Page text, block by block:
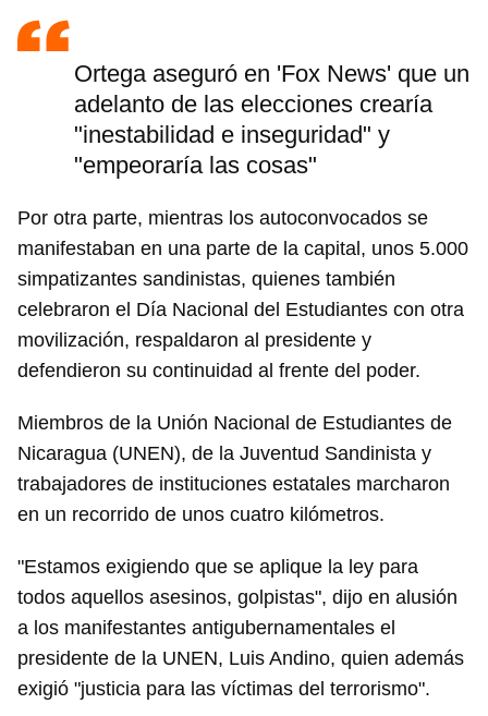
Ortega aseguró en 'Fox News' que un
adelanto de las elecciones crearía
"inestabilidad e inseguridad" y
"empeoraría las cosas"
Por otra parte, mientras los autoconvocados se
manifestaban en una parte de la capital, unos 5.000
simpatizantes sandinistas, quienes también
celebraron el Día Nacional del Estudiantes con otra
movilización, respaldaron al presidente y
defendieron su continuidad al frente del poder.
Miembros de la Unión Nacional de Estudiantes de
Nicaragua (UNEN), de la Juventud Sandinista y
trabajadores de instituciones estatales marcharon
en un recorrido de unos cuatro kilómetros.
"Estamos exigiendo que se aplique la ley para
todos aquellos asesinos, golpistas", dijo en alusión
a los manifestantes antigubernamentales el
presidente de la UNEN, Luis Andino, quien además
exigió "justicia para las víctimas del terrorismo".